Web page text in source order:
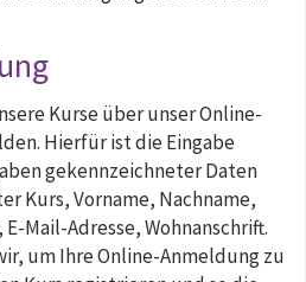
Kurse über unser Online-
Hierfür ist die Eingabe
gekennzeichneter Daten
Kurs, Vorname, Nachname,
Mail-Adresse, Wohnanschrift.
um Ihre Online-Anmeldung zu